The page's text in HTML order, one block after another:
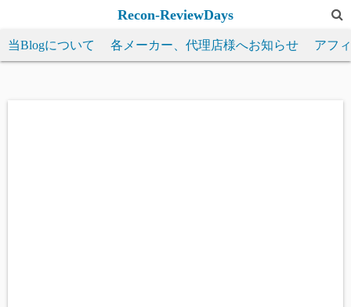
テ
Recon-ReviewDays
当Blogについて 各メーカー、代理店様へお知らせ アフ